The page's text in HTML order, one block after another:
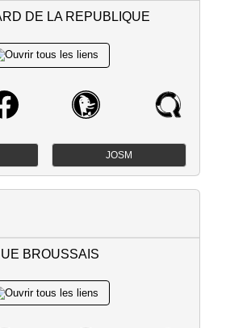
DE LA REPUBLIQUE
JOSM
BROUSSAIS